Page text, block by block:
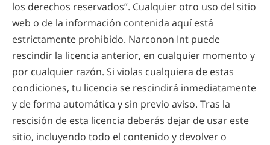
los derechos reservados”. Cualquier otro uso del sitio
web o de la información contenida aquí está
estrictamente prohibido. Narconon Int puede
rescindir la licencia anterior, en cualquier momento y
por cualquier razón. Si violas cualquiera de estas
condiciones, tu licencia se rescindirá inmediatamente
y de forma automática y sin previo aviso. Tras la
rescisión de esta licencia deberás dejar de usar este
sitio, incluyendo todo el contenido y devolver o